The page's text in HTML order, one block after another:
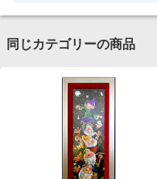
同じカテゴリーの商品